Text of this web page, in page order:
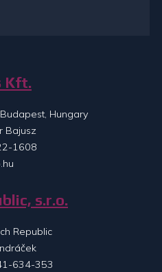
Kft.
Hungary
Bajusz
1608
s.r.o.
Republic
634-353